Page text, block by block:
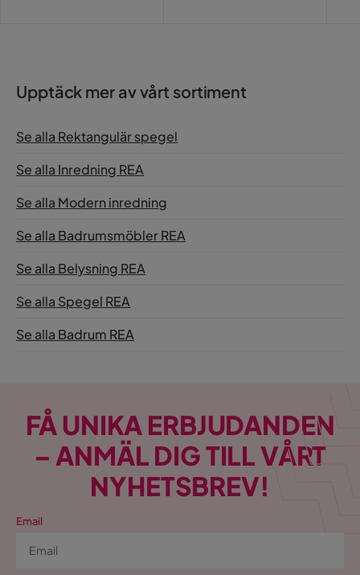
Upptäck mer av vårt sortiment
Se alla Rektangulär spegel
Se alla Inredning REA
Se alla Modern inredning
Se alla Badrumsmöbler REA
Se alla Belysning REA
Se alla Spegel REA
Se alla Badrum REA
FÅ UNIKA ERBJUDANDEN
– ANMÄL DIG TILL VÅRT
NYHETSBREV!
Email